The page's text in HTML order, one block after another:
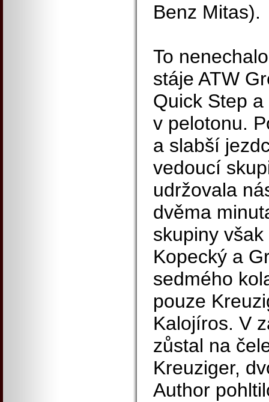
Benz Mitas).
To
stáje ATW
Quick Step
v pelotonu.
a slabší
vedoucí
udržovala
dvěma
skupiny
Kopecký a
sedmého
pouze
Kalojíros. V
zůstal na
Kreuziger,
Author